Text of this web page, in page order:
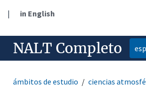
| in English
NALT Completo
ámbitos de estudio
ciencias